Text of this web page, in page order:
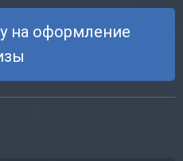
на оформление